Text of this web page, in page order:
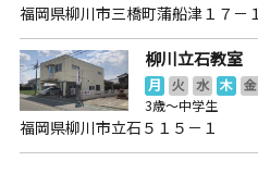
福岡県柳川市三橋町蒲船津１７－１
柳川立石教室
月 火 水 木 金
3歳～中学生
福岡県柳川市立石５１５－１